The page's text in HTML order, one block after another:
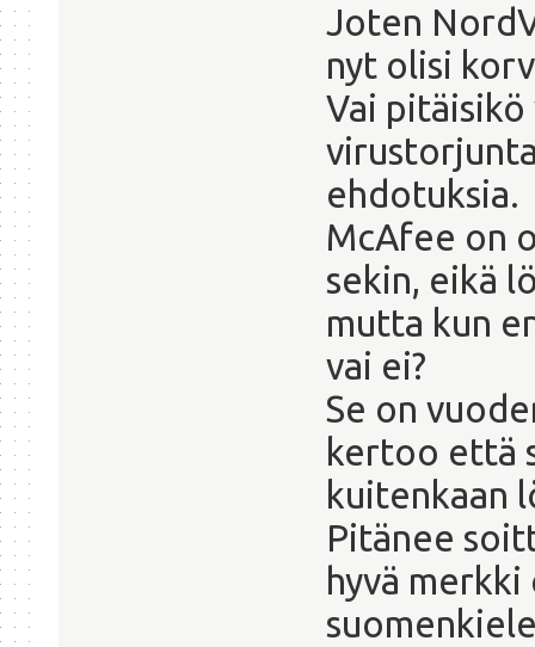
Joten
nyt olisi
Vai
ehdotuksia.
McAfee on
sekin, eikä
mutta kun
vai ei?
Se on
kertoo että
kuitenkaan
Pitänee
hyvä